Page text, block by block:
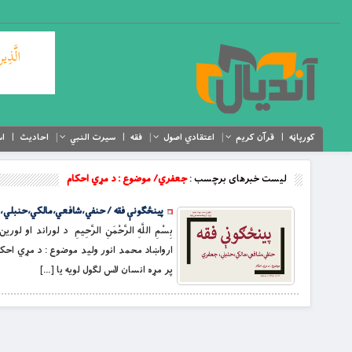
کورپاڼه قرآن کریم اعتقادي اصول فقه سیرت النبي احادیث
لیست خبرهای برچسب :جعفري/ موضوع : د مړي احكام
پينځګونې فقه /
بِسْمِ اللَّهِ الرَّحْمَنِ الرَّحِيمِ د لوراند او
ارواښاد محمد انور وليد موضوع : د مړي
پر مړه انسان لاس لګول لويه يا […]